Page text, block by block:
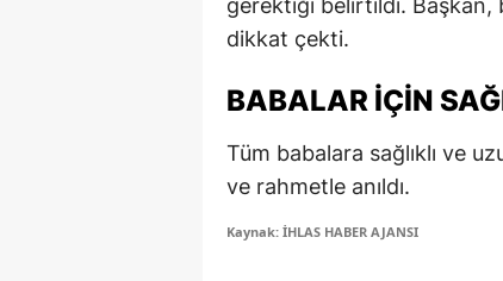
gerektiği belirtildi. Başkan,
dikkat çekti.
BABALAR İÇIN
Tüm babalara sağlıklı ve
ve rahmetle anıldı.
Kaynak: İHLAS HABER AJANSI